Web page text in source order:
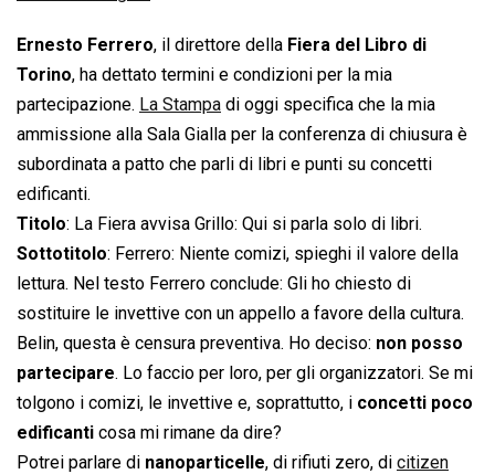
o
k
p
p
I
n
s
n
k
Ernesto Ferrero, il direttore della Fiera del Libro di
Torino, ha dettato termini e condizioni per la mia
partecipazione. La Stampa di oggi specifica che la mia
ammissione alla Sala Gialla per la conferenza di chiusura è
subordinata a patto che parli di libri e punti su concetti
edificanti.
Titolo: La Fiera avvisa Grillo: Qui si parla solo di libri.
Sottotitolo: Ferrero: Niente comizi, spieghi il valore della
lettura. Nel testo Ferrero conclude: Gli ho chiesto di
sostituire le invettive con un appello a favore della cultura.
Belin, questa è censura preventiva. Ho deciso: non posso
partecipare. Lo faccio per loro, per gli organizzatori. Se mi
tolgono i comizi, le invettive e, soprattutto, i concetti poco
edificanti cosa mi rimane da dire?
Potrei parlare di nanoparticelle, di rifiuti zero, di citizen